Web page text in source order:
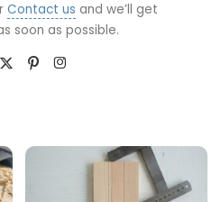
Contact us and we’ll get
soon as possible.